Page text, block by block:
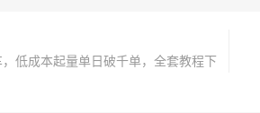
低成本起量单日破千单，全套教程下